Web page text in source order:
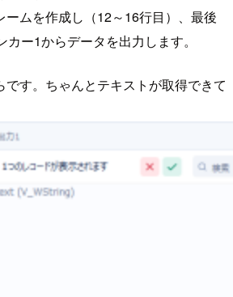
ームを作成し（12～16行目）、最後
ー1からデータを出力します。
です。ちゃんとテキストが取得できて